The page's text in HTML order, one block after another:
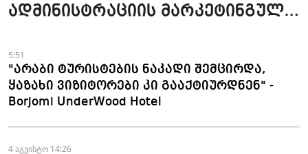
ადმინისტრაციის მარკეტინგული
მომზადდა
5:51
"არაბი ტურისტების ნაკადი შემცირდა,
ყაზახი ვიზიტორები კი გააქტიურდნენ" -
Borjomi UnderWood Hotel
4 აგვისტო 14:26